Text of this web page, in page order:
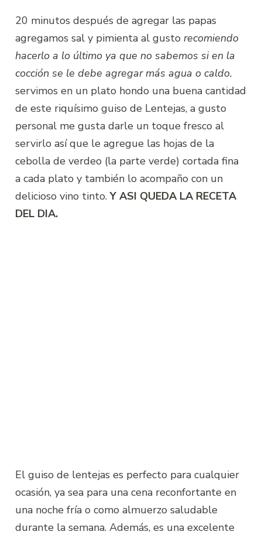
20 minutos después de agregar las papas
agregamos sal y pimienta al gustorecomiendo
hacerlo a lo último ya que no sabemos si en la
cocción se le debe agregar más agua o caldo.
servimos en un plato hondo una buena cantidad
de este riquísimo guiso de Lentejas, a gusto
personal me gusta darle un toque fresco al
servirlo así que le agregue las hojas de la
cebolla de verdeo (la parte verde) cortada fina
a cada plato y también lo acompaño con un
delicioso vino tinto.Y ASI QUEDA LA RECETA
DEL DIA.
El guiso de lentejas es perfecto para cualquier
ocasión, ya sea para una cena reconfortante en
una noche fría o como almuerzo saludable
durante la semana. Además, es una excelente